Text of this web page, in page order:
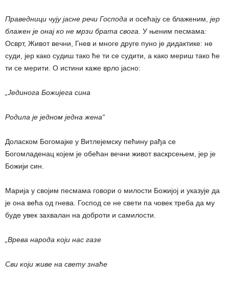
Праведници чују јасне речи Господа и осећају се блаженим, јер
блажен је онај ко не мрзи брата свога. У њеним песмама:
Осврт, Живот вечни, Гнев и многе друге пуно је дидактике: не
суди, јер како судиш тако ће ти се судити, а како мериш тако ће
ти се мерити. О истини каже врло јасно:
„Јединога Божијега сина
Родила је једном једна жена“
Доласком Богомајке у Витлејемску пећину рађа се
Богомладенац којем је обећан вечни живот васкрсењем, јер је
Божији син.
Марија у својим песмама говори о милости Божијој и указује да
је она већа од гнева. Господ се не свети па човек треба да му
буде увек захвалан на доброти и самилости.
„Врева народа који нас газе
Сви који живе на свету знаће